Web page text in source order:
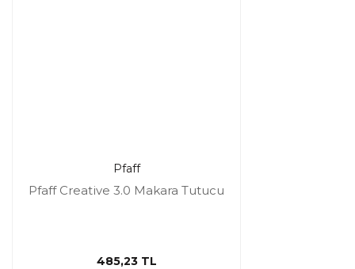
Pfaff
Pfaff Creative 3.0 Makara Tutucu
485,23 TL